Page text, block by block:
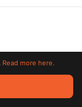
All trademarks
Read more here.